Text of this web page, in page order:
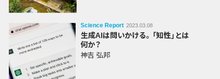
Science Report 2023.03.08
生成AIは 問いかける。 「知性」 とは
何か？
神吉 弘邦